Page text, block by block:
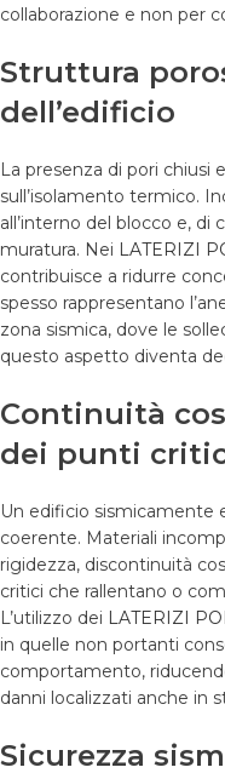
collaborazione e non per
Struttura
dell’edificio
La presenza di pori chiusi
sull’isolamento termico.
all’interno del blocco e, di
muratura. Nei LATERIZI
contribuisce a ridurre
spesso rappresentano
zona sismica, dove le
questo aspetto diventa
Continuità
dei punti
Un edificio sismicamente
coerente. Materiali
rigidezza, discontinuità
critici che rallentano o
L’utilizzo dei LATERIZI
in quelle non portanti
comportamento,
danni localizzati anche in
Sicurezza